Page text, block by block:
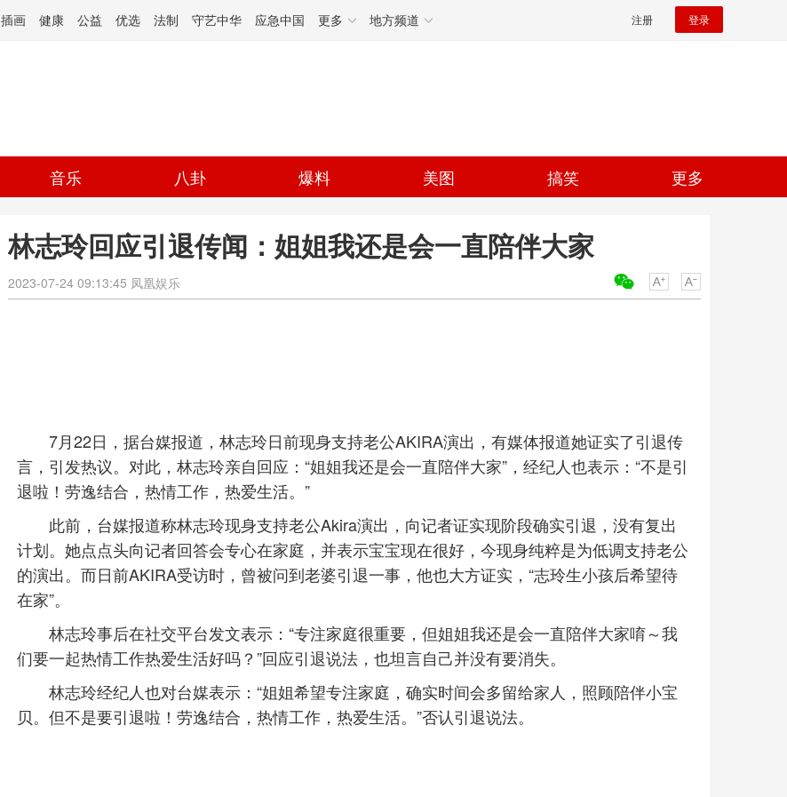
插画 健康 公益 优选 法制 守艺中华 应急中国 更多 地方频道 注册 登录
音乐 八卦 爆料 美图 搞笑 更多
林志玲回应引退传闻：姐姐我还是会一直陪伴大家
2023-07-24 09:13:45 凤凰娱乐
7月22日，据台媒报道，林志玲日前现身支持老公AKIRA演出，有媒体报道她证实了引退传
言，引发热议。对此，林志玲亲自回应：“姐姐我还是会一直陪伴大家”，经纪人也表示：“不是引
退啦！劳逸结合，热情工作，热爱生活。”
此前，台媒报道称林志玲现身支持老公Akira演出，向记者证实现阶段确实引退，没有复出
计划。她点点头向记者回答会专心在家庭，并表示宝宝现在很好，今现身纯粹是为低调支持老公
的演出。而日前AKIRA受访时，曾被问到老婆引退一事，他也大方证实，“志玲生小孩后希望待
在家”。
林志玲事后在社交平台发文表示：“专注家庭很重要，但姐姐我还是会一直陪伴大家唷～我
们要一起热情工作热爱生活好吗？”回应引退说法，也坦言自己并没有要消失。
林志玲经纪人也对台媒表示：“姐姐希望专注家庭，确实时间会多留给家人，照顾陪伴小宝
贝。但不是要引退啦！劳逸结合，热情工作，热爱生活。”否认引退说法。